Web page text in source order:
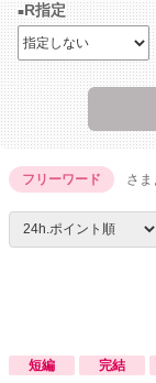
R指定
フリーワード さま
短編 完結